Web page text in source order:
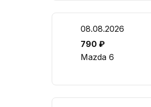
08.08.2026
790 ₽
Mazda 6